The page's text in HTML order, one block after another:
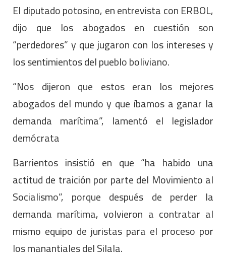
El diputado potosino, en entrevista con ERBOL,
dijo que los abogados en cuestión son
“perdedores” y que jugaron con los intereses y
los sentimientos del pueblo boliviano.
“Nos dijeron que estos eran los mejores
abogados del mundo y que íbamos a ganar la
demanda marítima”, lamentó el legislador
demócrata
Barrientos insistió en que “ha habido una
actitud de traición por parte del Movimiento al
Socialismo”, porque después de perder la
demanda marítima, volvieron a contratar al
mismo equipo de juristas para el proceso por
los manantiales del Silala.